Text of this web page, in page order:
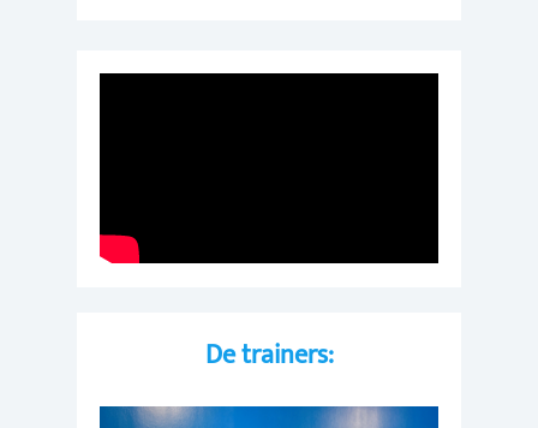
De trainers: